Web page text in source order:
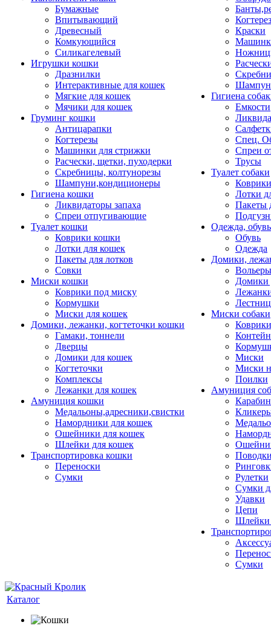
Бумажные
Впитывающий
Древесный
Комкующийся
Силикагелевый
Игрушки кошки
Дразнилки
Интерактивные для кошек
Мягкие для кошек
Мячики для кошек
Груминг кошки
Антицарапки
Когтерезы
Машинки для стрижки
Расчески, щетки, пуходерки
Скребницы, колтунорезы
Шампуни,кондиционеры
Гигиена кошки
Ликвидаторы запаха
Спреи отпугивающие
Туалет кошки
Коврики кошки
Лотки для кошек
Пакеты для лотков
Совки
Миски кошки
Коврики под миску
Кормушки
Миски для кошек
Домики, лежанки, когтеточки кошки
Гамаки, тоннели
Дверцы
Домики для кошек
Когтеточки
Комплексы
Лежанки для кошек
Амуниция кошки
Медальоны,адресники,свистки
Намордники для кошек
Ошейники для кошек
Шлейки для кошек
Транспортировка кошки
Переноски
Сумки
Краски
Гигиена
Емкости
Спец.
Спреи
Трусы
Туалет собаки
Коврики
Лотки
Пакеты
Одежда, обувь
Обувь
Одежда
Домики,
Домики
Миски собаки
Миски
Миски
Поилки
Амуниция
Рулетки
Сумки
Удавки
Цепи
Шлейки
Сумки
Каталог